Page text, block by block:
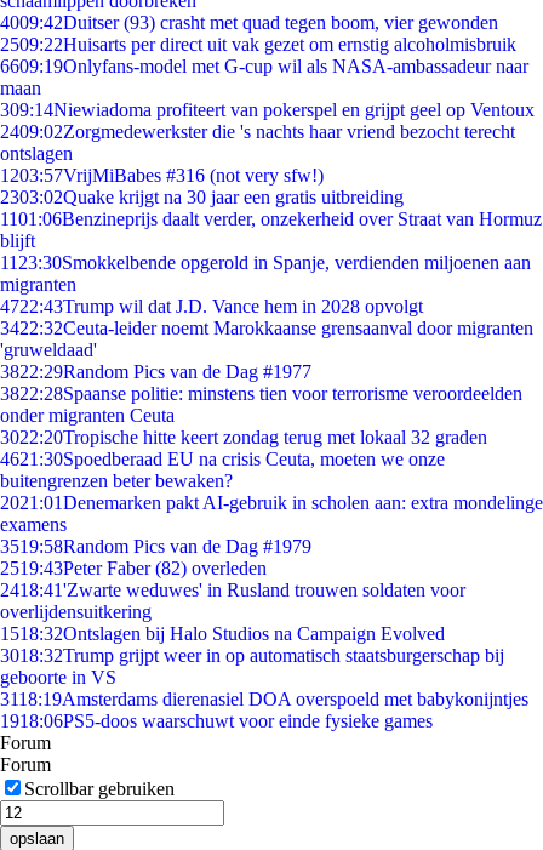
4009:42Duitser (93) crasht met quad tegen boom, vier gewonden
2509:22Huisarts per direct uit vak gezet om ernstig alcoholmisbruik
6609:19Onlyfans-model met G-cup wil als NASA-ambassadeur naar
maan
309:14Niewiadoma profiteert van pokerspel en grijpt geel op Ventoux
2409:02Zorgmedewerkster die 's nachts haar vriend bezocht terecht
ontslagen
1203:57VrijMiBabes #316 (not very sfw!)
2303:02Quake krijgt na 30 jaar een gratis uitbreiding
1101:06Benzineprijs daalt verder, onzekerheid over Straat van Hormuz
blijft
11 23:30Smokkelbende opgerold in Spanje, verdienden miljoenen aan
migranten
4722:43Trump wil dat J.D. Vance hem in 2028 opvolgt
3422:32Ceuta-leider noemt Marokkaanse grensaanval door migranten
'gruweldaad'
3822:29Random Pics van de Dag #1977
3822:28Spaanse politie: minstens tien voor terrorisme veroordeelden
onder migranten Ceuta
3022:20Tropische hitte keert zondag terug met lokaal 32 graden
4621:30Spoedberaad EU na crisis Ceuta, moeten we onze
buitengrenzen beter bewaken?
2021:01Denemarken pakt AI-gebruik in scholen aan: extra mondelinge
examens
3519:58Random Pics van de Dag #1979
2519:43Peter Faber (82) overleden
2418:41'Zwarte weduwes' in Rusland trouwen soldaten voor
overlijdensuitkering
1518:32Ontslagen bij Halo Studios na Campaign Evolved
3018:32Trump grijpt weer in op automatisch staatsburgerschap bij
geboorte in VS
3118:19Amsterdams dierenasiel DOA overspoeld met babykonijntjes
1918:06PS5-doos waarschuwt voor einde fysieke games
Forum
Forum
Scrollbar gebruiken
opslaan